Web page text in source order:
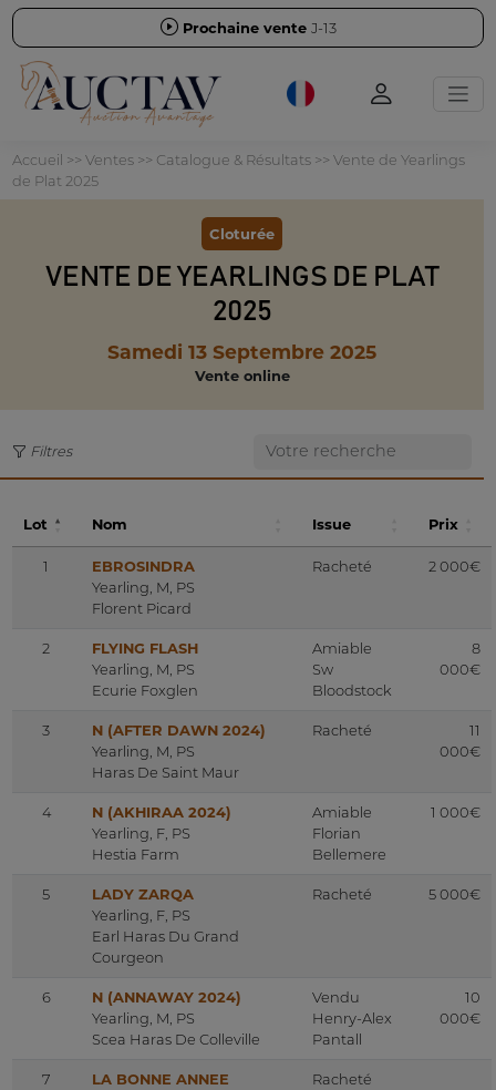
Prochaine vente J-13
Accueil >> Ventes>> Catalogue & Résultats>> Vente de Yearlings
de Plat 2025
Cloturée
VENTE DE YEARLINGS DE PLAT
2025
Samedi 13 Septembre 2025
Vente online
Filtres
Lot Nom Issue Prix
1
EBROSINDRA
Yearling, M, PS
Florent Picard
Racheté 2 000€
2
FLYING FLASH
Yearling, M, PS
Ecurie Foxglen
Amiable
Sw
Bloodstock
8
000€
3
N (AFTER DAWN 2024)
Yearling, M, PS
Haras De Saint Maur
Racheté
11
000€
4
N (AKHIRAA 2024)
Yearling, F, PS
Hestia Farm
Amiable
Florian
Bellemere
1 000€
5
LADY ZARQA
Yearling, F, PS
Earl Haras Du Grand
Courgeon
Racheté 5 000€
6
N (ANNAWAY 2024)
Yearling, M, PS
Scea Haras De Colleville
Vendu
Henry-Alex
Pantall
10
000€
7
LA BONNE ANNEE
Racheté